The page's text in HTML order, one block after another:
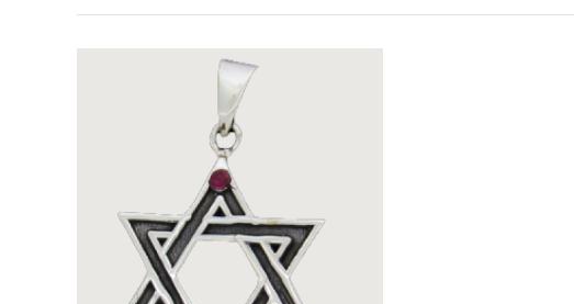
ARCÁNGELES
BUDISTA Y TIBETANA
CADENAS
CELTA
CLAVES DE ENOCH
CROP CIRCLES
CRUCES